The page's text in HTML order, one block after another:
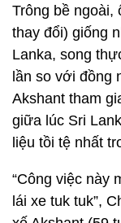
Trông bề ngoài,
thay đổi) giống
Lanka, song
lần so với đồng
Akshant tham
giữa lúc Sri
liệu tồi tệ nhất
“Công việc này
lái xe tuk tuk”,